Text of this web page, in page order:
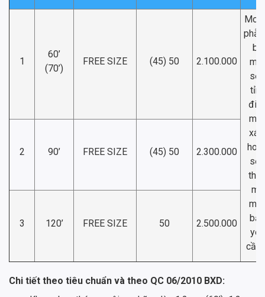
1
60’
(70’)
FREE SIZE (45) 50 2.100.000
bề
mặt
sơn
tỉnh
sơn
mã
bạn
yêu
cầu
2 90’ FREE SIZE (45) 50 2.300.000
3 120’ FREE SIZE 50 2.500.000
Chi tiết theo tiêu chuẩn và theo QC 06/2010 BXD: